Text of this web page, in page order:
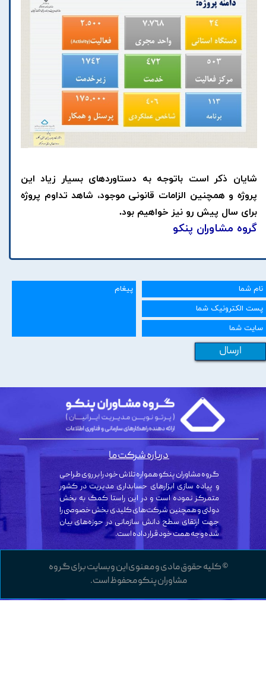
شایان ذکر است باتوجه به دستاوردهای بسیار زیاد این
پروژه و همچنین الزامات قانونی موجود، شاهد تداوم پروژه
برای سال پیش رو نیز خواهیم بود.
گروه مشاوران پنکو
ارسال
© کلیه حقوق مادی و معنوی این وبسایت برای گروه
مشاوران پنکو محفوظ است.
گروه مشاوران پنکو همواره تلاش خود را بر روی طراحی
و پیاده سازی ابزارهای حسابداری مدیریت در کشور
متمرکز نموده است و در این راستا کمک به بخش
دولتی و همچنین شرکت‌های کلیدی بخش خصوصی را
جهت ارتقای سطح دانش سازمانی در حوزه‌های بیان
شده وجه همت خود قرار داده است.
درباره شرکت ما